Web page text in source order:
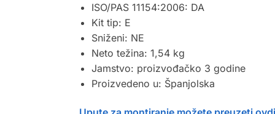
ISO/PAS 11154:2006: DA
Kit tip: E
Sniženi: NE
Neto težina: 1,54 kg
Jamstvo: proizvođačko 3 godine
Proizvedeno u: Španjolska